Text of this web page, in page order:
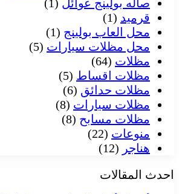
صاله بولينج عوائل (1)
قرميد (1)
محل العاب بولينج (1)
محل مظلات سيارات (5)
مظلات (64)
مظلات اقساط (5)
مظلات حدائق (6)
مظلات سيارات (8)
مظلات مسابح (8)
منوعات (22)
هناجر (12)
احدث المقالات